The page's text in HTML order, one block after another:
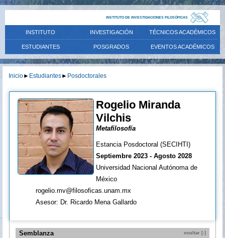
INSTITUTO DE INVESTIGACIONES FILOSÓFICAS
INSTITUTO INVESTIGACIÓN TÉCNICOS ACADÉMICOS
ESTUDIANTES POSGRADOS EVENTOS ACADÉMICOS
Inicio► Estudiantes► Posdoctorales
Rogelio Miranda
Vilchis
Metafilosofía
Estancia Posdoctoral (SECIHTI)
Septiembre 2023 - Agosto 2028
Universidad Nacional Autónoma de
México
rogelio.mv@filosoficas.unam.mx
Asesor: Dr. Ricardo Mena Gallardo
Semblanza ocultar [-]